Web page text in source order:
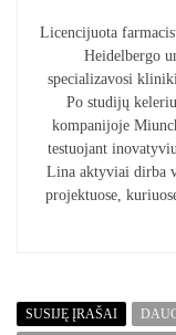
Licencijuota
Heidelbergo
specializavosi
Po studijų
kompanijoje
testuojant
Lina aktyviai dirba
projektuose,
SUSIJĘ ĮRAŠAI